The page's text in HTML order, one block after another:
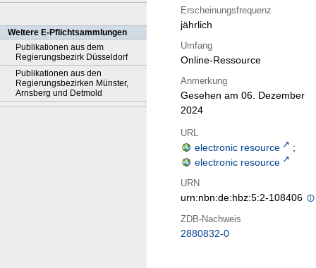
Weitere E-Pflichtsammlungen
Publikationen aus dem
Regierungsbezirk Düsseldorf
Publikationen aus den
Regierungsbezirken Münster,
Arnsberg und Detmold
Erscheinungsfrequenz
jährlich
Umfang
Online-Ressource
Anmerkung
Gesehen am 06. Dezember
2024
URL
electronic resource
;
electronic resource
URN
urn:nbn:de:hbz:5:2-108406
ZDB-Nachweis
2880832-0